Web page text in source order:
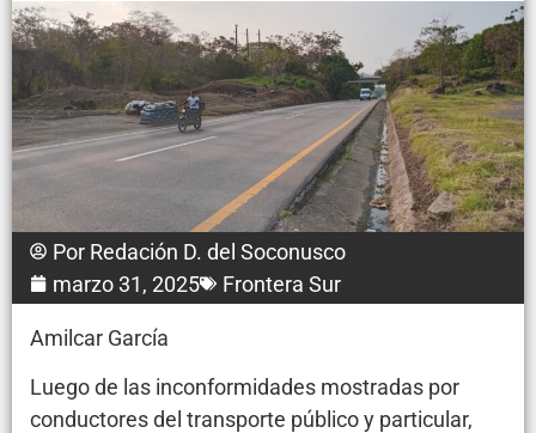
Por Redación D. del Soconusco
marzo 31, 2025
Frontera Sur
Amilcar García
Luego de las inconformidades mostradas por
conductores del transporte público y particular,